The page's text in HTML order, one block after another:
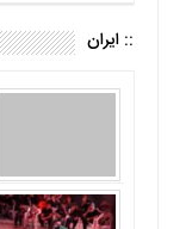
:: ایران